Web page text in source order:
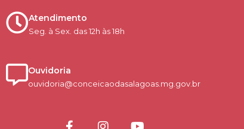
Atendimento
Seg. à Sex. das 12h às 18h
Ouvidoria
ouvidoria@conceicaodasalagoas.mg.gov.br